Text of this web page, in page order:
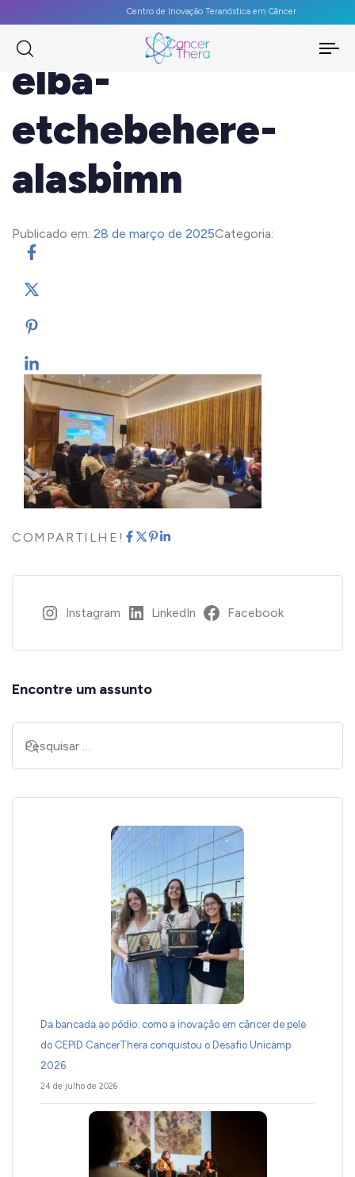
Centro de Inovação Teranóstica em Câncer
elba-
etchebehere-
alasbimn
Publicado em: 28 de março de 2025Categoria:
COMPARTILHE!
Instagram LinkedIn Facebook
Encontre um assunto
Da bancada ao pódio: como a inovação em câncer de pele
do CEPID CancerThera conquistou o Desafio Unicamp
2026
24 de julho de 2026